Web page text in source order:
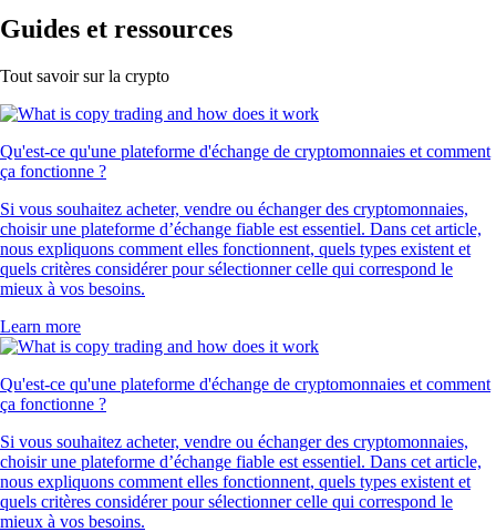
Guides et ressources
Tout savoir sur la crypto
Qu'est-ce qu'une plateforme d'échange de cryptomonnaies et comment
ça fonctionne ?
Si vous souhaitez acheter, vendre ou échanger des cryptomonnaies,
choisir une plateforme d’échange fiable est essentiel. Dans cet article,
nous expliquons comment elles fonctionnent, quels types existent et
quels critères considérer pour sélectionner celle qui correspond le
mieux à vos besoins.
Learn more
Qu'est-ce qu'une plateforme d'échange de cryptomonnaies et comment
ça fonctionne ?
Si vous souhaitez acheter, vendre ou échanger des cryptomonnaies,
choisir une plateforme d’échange fiable est essentiel. Dans cet article,
nous expliquons comment elles fonctionnent, quels types existent et
quels critères considérer pour sélectionner celle qui correspond le
mieux à vos besoins.